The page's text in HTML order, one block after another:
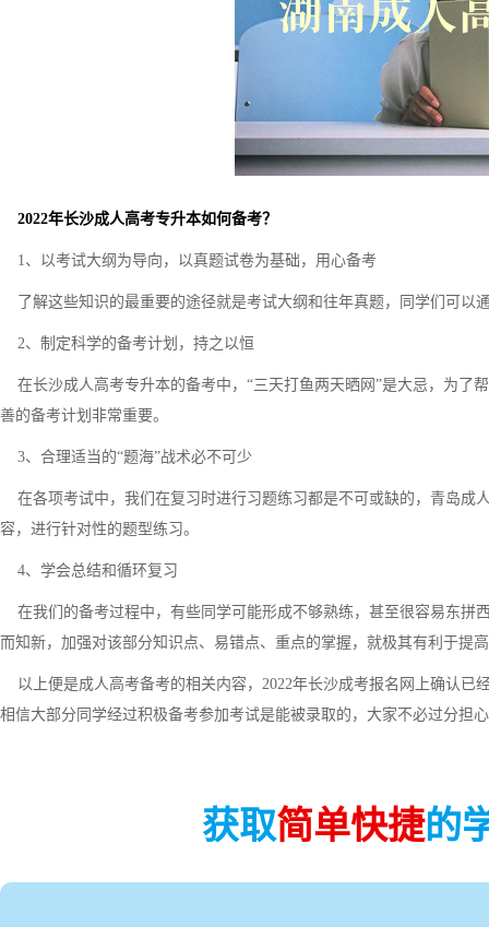
2022年长沙成人高考专升本如何备考？
1、以考试大纲为导向，以真题试卷为基础，用心备考
了解这些知识的最重要的途径就是考试大纲和往年真题，同学们可以
2、制定科学的备考计划，持之以恒
在长沙成人高考专升本的备考中，“三天打鱼两天晒网”是大忌，为了
善的备考计划非常重要。
3、合理适当的“题海”战术必不可少
在各项考试中，我们在复习时进行习题练习都是不可或缺的，青岛成
容，进行针对性的题型练习。
4、学会总结和循环复习
在我们的备考过程中，有些同学可能形成不够熟练，甚至很容易东拼
而知新，加强对该部分知识点、易错点、重点的掌握，就极其有利于提
以上便是成人高考备考的相关内容，2022年长沙成考报名网上确认已
相信大部分同学经过积极备考参加考试是能被录取的，大家不必过分担
获取简单快捷的